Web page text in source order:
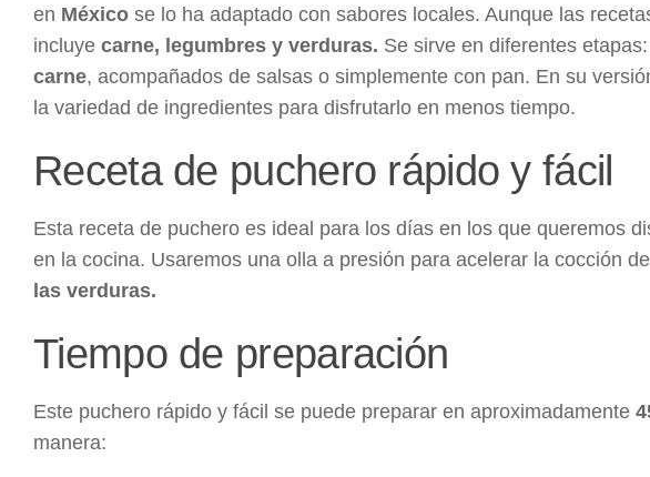
en México se lo ha adaptado con sabores locales. Aunque las
incluye carne, legumbres y verduras. Se sirve en diferentes etapas:
carne, acompañados de salsas o simplemente con pan. En su
la variedad de ingredientes para disfrutarlo en menos tiempo.
Receta de puchero rápido y fácil
Esta receta de puchero es ideal para los días en los que queremos
en la cocina. Usaremos una olla a presión para acelerar la cocción
las verduras.
Tiempo de preparación
Este puchero rápido y fácil se puede preparar en aproximadamente
manera: